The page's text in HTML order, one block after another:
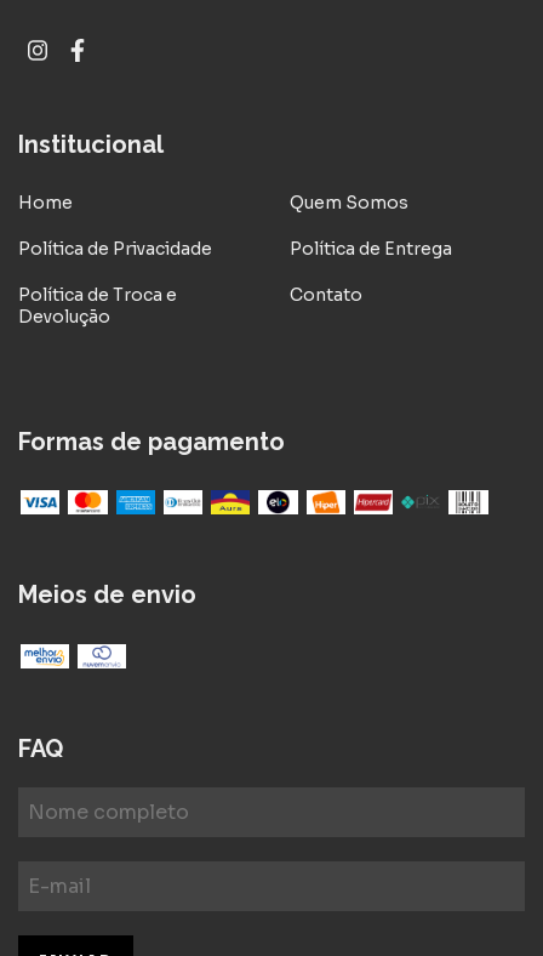
Institucional
Home Quem Somos
Política de Privacidade Política de Entrega
Política de Troca e
Devolução
Contato
Formas de pagamento
Meios de envio
FAQ